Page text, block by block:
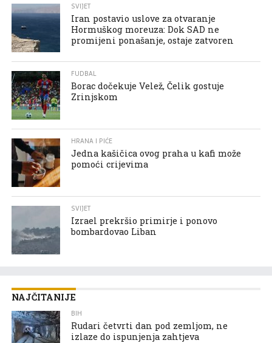
SVIJET
Iran postavio uslove za otvaranje
Hormuškog moreuza: Dok SAD ne
promijeni ponašanje, ostaje zatvoren
FUDBAL
Borac dočekuje Velež, Čelik gostuje
Zrinjskom
HRANA I PIĆE
Jedna kašičica ovog praha u kafi može
pomoći crijevima
SVIJET
Izrael prekršio primirje i ponovo
bombardovao Liban
NAJČITANIJE
BIH
Rudari četvrti dan pod zemljom, ne
izlaze do ispunjenja zahtjeva